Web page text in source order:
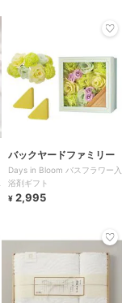
バックヤードファミリー
Days in Bloom バスフラワー入
浴剤ギフト
¥ 2,995